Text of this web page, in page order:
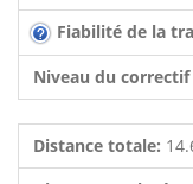
Fiabilité de la
Niveau du
Distance totale: